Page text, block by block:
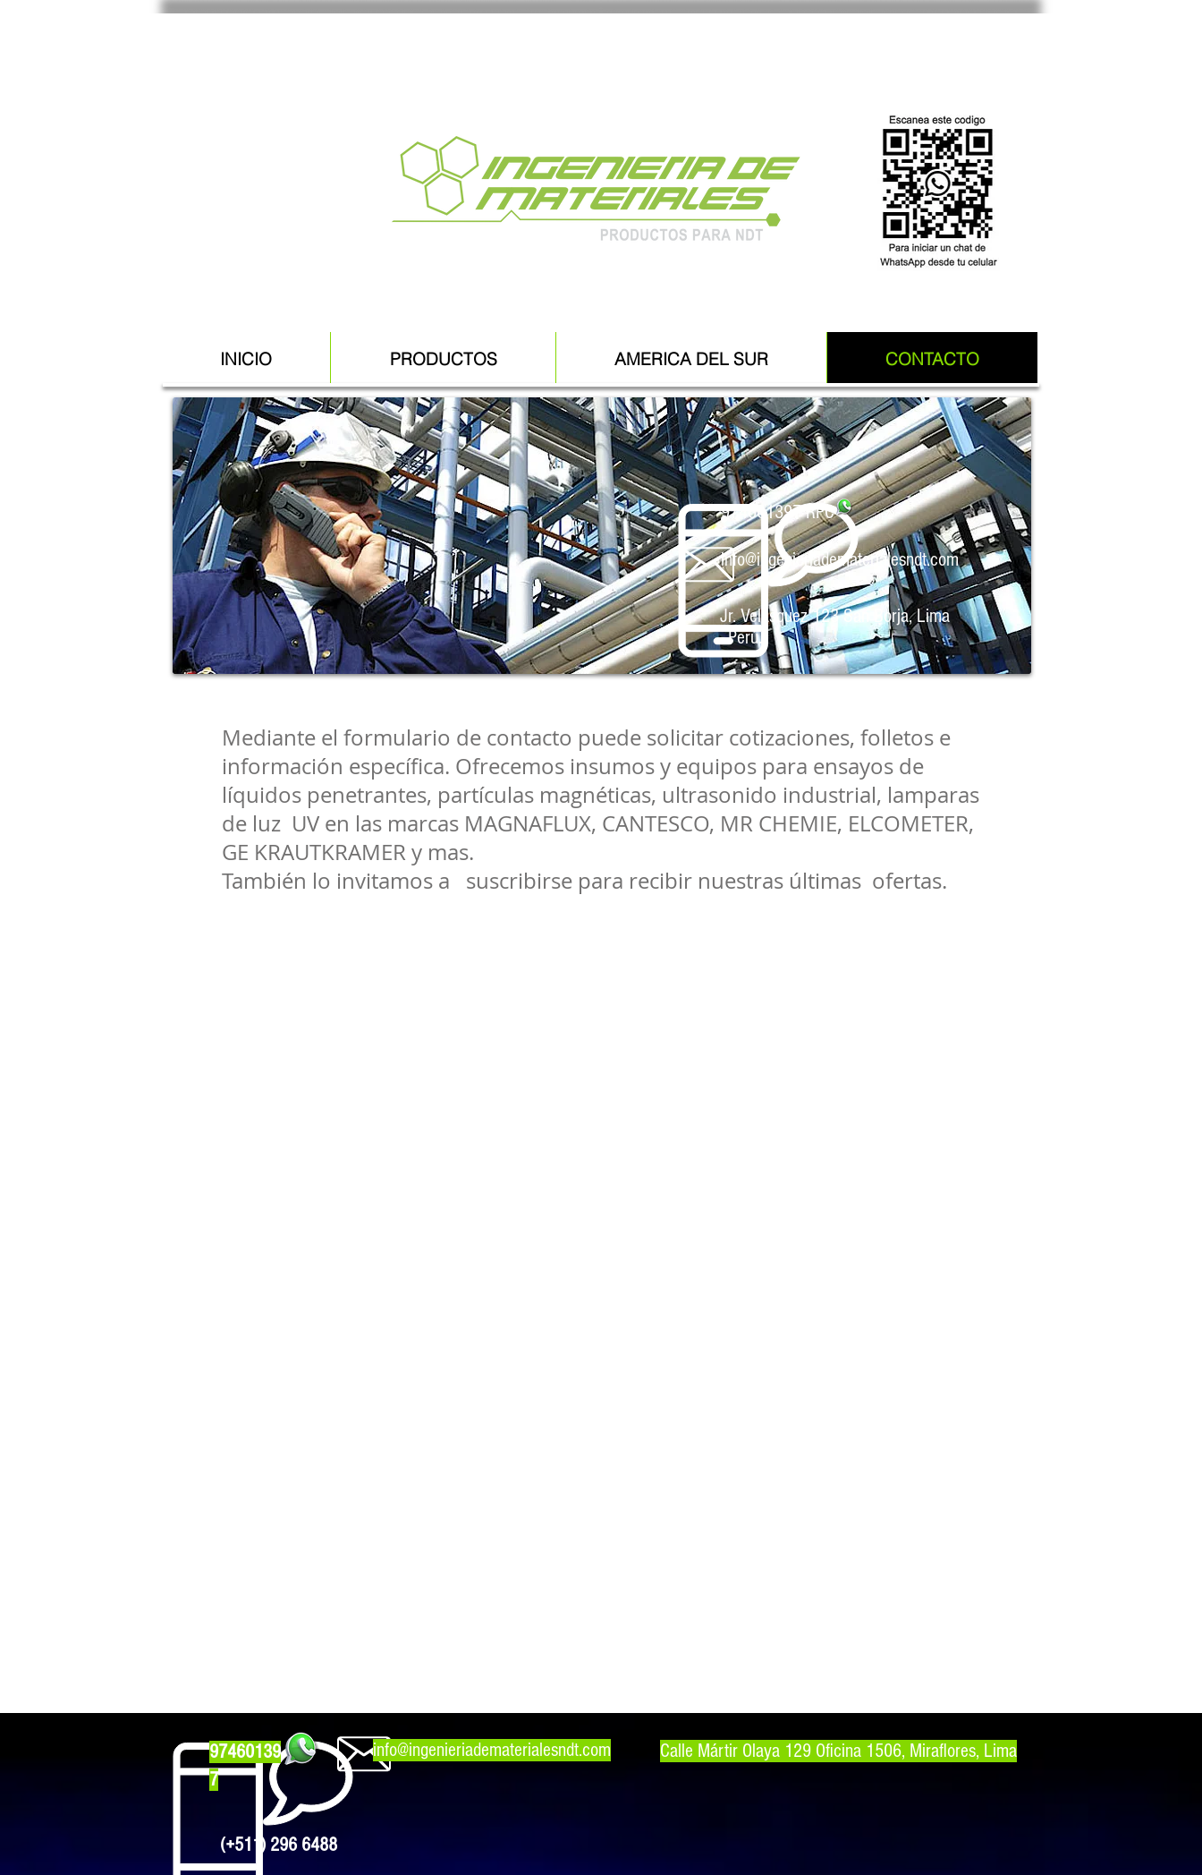
INICIO PRODUCTOS AMERICA DEL SUR CONTACTO
974601397 RPC
info@ingenieriadematerialesndt.com
Jr. Velasquez 123 San Borja, Lima
-Perú.
Mediante el formulario de contacto puede solicitar cotizaciones, folletos e
información específica. Ofrecemos insumos y equipos para ensayos de
líquidos penetrantes, partículas magnéticas, ultrasonido industrial, lamparas
de luz UV en las marcas MAGNAFLUX, CANTESCO, MR CHEMIE, ELCOMETER,
GE KRAUTKRAMER y mas.
También lo invitamos a suscribirse para recibir nuestras últimas ofertas.
97460139
7
info@ingenieriadematerialesndt.com Calle Mártir Olaya 129 Oficina 1506, Miraflores, Lima
(+511) 296 6488